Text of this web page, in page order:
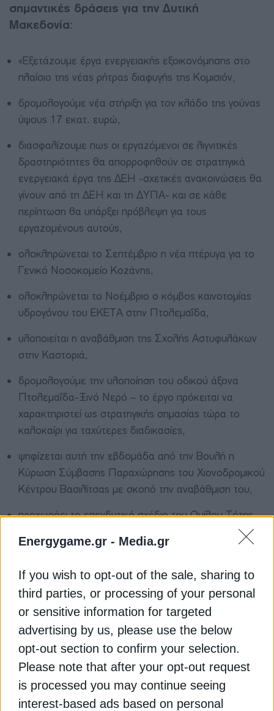
Energygame.gr - Media.gr
If you wish to opt-out of the sale, sharing to
third parties, or processing of your personal
or sensitive information for targeted
advertising by us, please use the below
opt-out section to confirm your selection.
Please note that after your opt-out request
is processed you may continue seeing
interest-based ads based on personal
σημαντικές δράσεις για την Δυτική
Μακεδονία:
«Εξετάζουμε έργα ενεργειακής εξοικονόμησης στο
πλαίσιο της νέας ρήτρας διαφυγής της Κομισιόν,
δρομολογούμε νέα στήριξη για τον κλάδο της γούνας
ύψους 17 εκατ. ευρώ,
διασφαλίζουμε πως οι εργαζόμενοι σε λιγνιτικές
δραστηριότητες θα απορροφηθούν σε στρατηγικά
ενεργειακά έργα της ΔΕΗ -σχετικές ανακοινώσεις θα
γίνουν από τη ΔΕΗ και τη ΔΥΠΑ- και σε κάθε
περίπτωση θα υπάρξει πρόβλεψη για τους
εργαζομένους αυτούς,
ολοκληρώνεται το Σεπτέμβριο η νέα πτέρυγα για το
Γενικό Νοσοκομείο Κοζάνης,
ολοκληρώνεται το Νοέμβριο ο κόμβος καινοτομίας
υδρογόνου του ΕΚΕΤΑ στην Πτολεμαΐδα,
υλοποιείται η αναβάθμιση της Σχολής Αστυφυλάκων
στην Καστοριά,
δρομολογούμε την υλοποίηση του οδικού άξονα
Πτολεμαΐδα-Ξινό Νερό – το έργο πρόκειται να
χαρακτηριστεί ως στρατηγικής σημασίας τώρα το
καλοκαίρι για ταχύτερες διαδικασίες,
ψηφίζεται αυτή την εβδομάδα από την Βουλή η
Κύρωση Σύμβασης Παραχώρησης του Χιονοδρομικού
Κέντρου Βασιλίτσας με σκοπό την αναβάθμιση του,
προχωράει το επενδυτικό σχέδιο του Ομίλου Τότης
για επέκταση των παραγωγικών δραστηριοτήτων του
στη Φλώρινα, και
ωριμάζει το επενδυτικό σχέδιο της Wonderplant για
κατασκευή σύγχρονης μονάδας υδροπονικής
καλλιέργειας φρέσκιας ντομάτα με έκταση,
αποκατεστημένη, πρώην λιγνιτωρυχείων στην
Πτολεμαΐδα, ύψους σχεδόν 130 εκατ. ευρώ».
Διαβάστε ακόμα
Ρύθμιση για ρήτρα απολιγνιτοποίησης κατέθεσε ο